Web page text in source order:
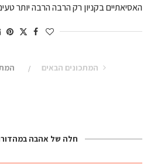
האסיאתיים בקניון רק הרבה הרבה יותר
המתכונים הבאים
חלה של אהבה